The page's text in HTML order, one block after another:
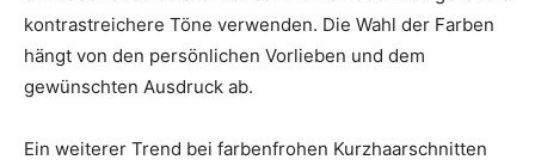
kontrastreichere Töne verwenden. Die Wahl der Farben
hängt von den persönlichen Vorlieben und dem
gewünschten Ausdruck ab.
Ein weiterer Trend bei farbenfrohen Kurzhaarschnitten